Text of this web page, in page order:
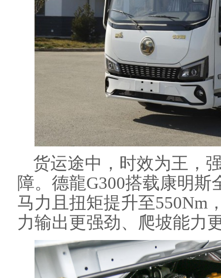
货运途中，时效为王，
障。德龍G300搭载康明斯
马力且扭矩提升至550Nm
力输出更强劲、爬坡能力